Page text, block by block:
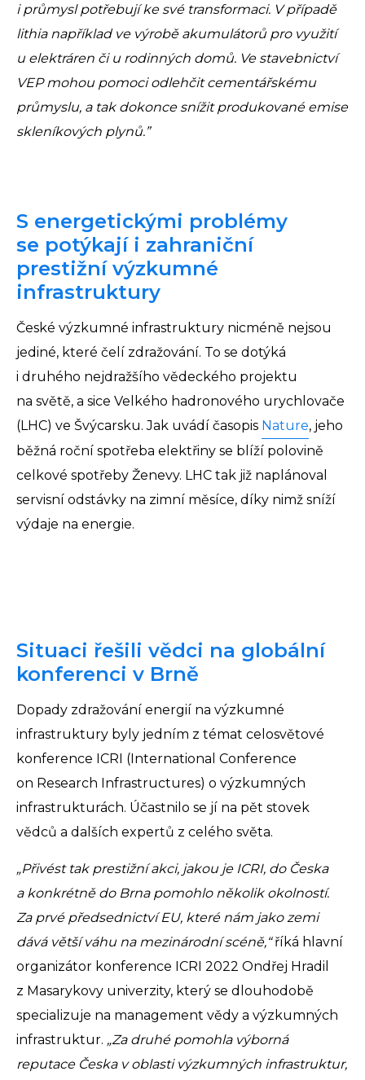
i průmysl potřebují ke své transformaci. V případě
lithia například ve výrobě akumulátorů pro využití
u elektráren či u rodinných domů. Ve stavebnictví
VEP mohou pomoci odlehčit cementářskému
průmyslu, a tak dokonce snížit produkované emise
skleníkových plynů.”
S energetickými problémy
se potýkají i zahraniční
prestižní výzkumné
infrastruktury
České výzkumné infrastruktury nicméně nejsou
jediné, které čelí zdražování. To se dotýká
i druhého nejdražšího vědeckého projektu
na světě, a sice Velkého hadronového urychlovače
(LHC) ve Švýcarsku. Jak uvádí časopis Nature, jeho
běžná roční spotřeba elektřiny se blíží polovině
celkové spotřeby Ženevy. LHC tak již naplánoval
servisní odstávky na zimní měsíce, díky nimž sníží
výdaje na energie.
Situaci řešili vědci na globální
konferenci v Brně
Dopady zdražování energií na výzkumné
infrastruktury byly jedním z témat celosvětové
konference ICRI (International Conference
on Research Infrastructures) o výzkumných
infrastrukturách. Účastnilo se jí na pět stovek
vědců a dalších expertů z celého světa.
„Přivést tak prestižní akci, jakou je ICRI, do Česka
a konkrétně do Brna pomohlo několik okolností.
Za prvé předsednictví EU, které nám jako zemi
dává větší váhu na mezinárodní scéně,“říká hlavní
organizátor konference ICRI 2022 Ondřej Hradil
z Masarykovy univerzity, který se dlouhodobě
specializuje na management vědy a výzkumných
infrastruktur. „Za druhé pomohla výborná
reputace Česka v oblasti výzkumných infrastruktur,